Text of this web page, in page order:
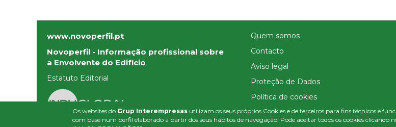
Os websites do Grup Interempresas utilizam os seus próprios Cookies e de terceiros para fins técnicos e
com base num perfil elaborado a partir dos seus hábitos de navegação. Pode aceitar todos os cookies
www.novoperfil.pt
Novoperfil - Informação profissional sobre
a Envolvente do Edifício
Estatuto Editorial
Quem somos
Contacto
Aviso legal
Proteção de Dados
Política de cookies
Política de Privacidade Nas Redes